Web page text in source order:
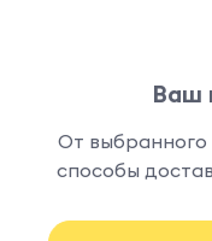
наличии
Ваш
От выбранного
способы